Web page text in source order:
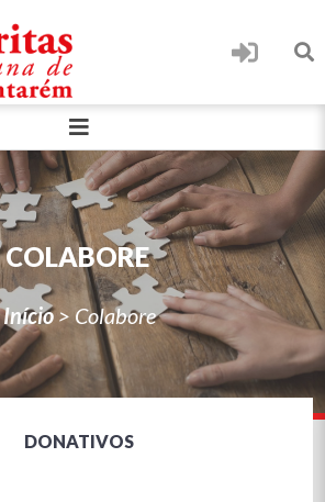
COLABORE
Início > Colabore
DONATIVOS